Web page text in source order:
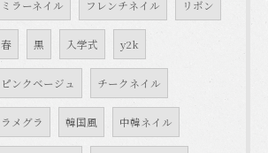
ミラーネイル フレンチネイル リボン
春 黒 入学式 y2k
ピンクベージュ チークネイル
ラメグラ 韓国風 中韓ネイル